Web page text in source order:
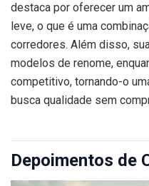
destaca por oferecer um
leve, o que é uma
corredores. Além disso,
modelos de renome,
competitivo, tornando-o
busca qualidade sem
Depoimentos de